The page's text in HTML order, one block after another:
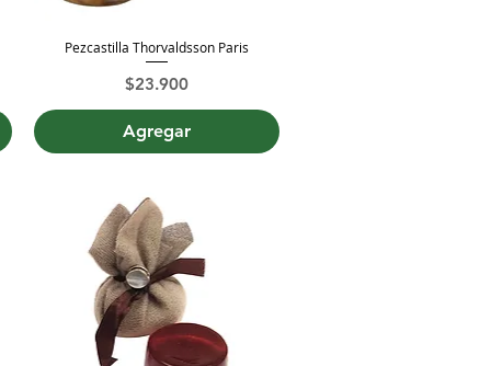
Vista rápida
Pezcastilla Thorvaldsson Paris
Precio
$23.900
Agregar